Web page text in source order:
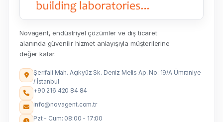
Novagent, endüstriyel çözümler ve dış ticaret
alanında güvenilir hizmet anlayışıyla müşterilerine
değer katar.
Şerifali Mah. Açıkyüz Sk. Deniz Melis Ap. No: 19/A Ümraniye
/ İstanbul
+90 216 420 84 84
info@novagent.com.tr
Pzt - Cum: 08:00 - 17:00